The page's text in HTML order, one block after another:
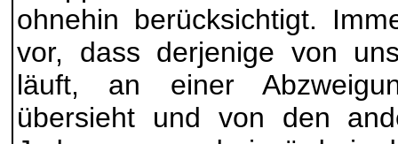
ohnehin berücksichtigt.
vor, dass derjenige von
läuft, an einer
übersieht und von den